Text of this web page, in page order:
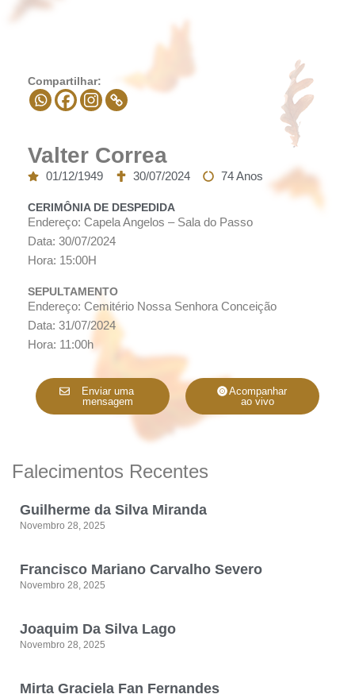
Compartilhar:
Valter Correa
01/12/1949 30/07/2024 74 Anos
CERIMÔNIA DE DESPEDIDA
Endereço: Capela Angelos – Sala do Passo
Data: 30/07/2024
Hora: 15:00H
SEPULTAMENTO
Endereço: Cemitério Nossa Senhora Conceição
Data: 31/07/2024
Hora: 11:00h
Enviar uma
mensagem
Acompanhar
ao vivo
Falecimentos Recentes
Guilherme da Silva Miranda
Novembro 28, 2025
Francisco Mariano Carvalho Severo
Novembro 28, 2025
Joaquim Da Silva Lago
Novembro 28, 2025
Mirta Graciela Fan Fernandes